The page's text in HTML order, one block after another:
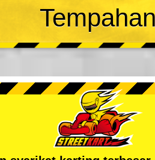
Tempahan